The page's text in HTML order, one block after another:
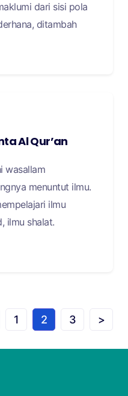
dari sisi pola
ditambah
Al Qur’an
wasallam
menuntut ilmu.
ilmu
ilmu shalat.
1 2 3 >